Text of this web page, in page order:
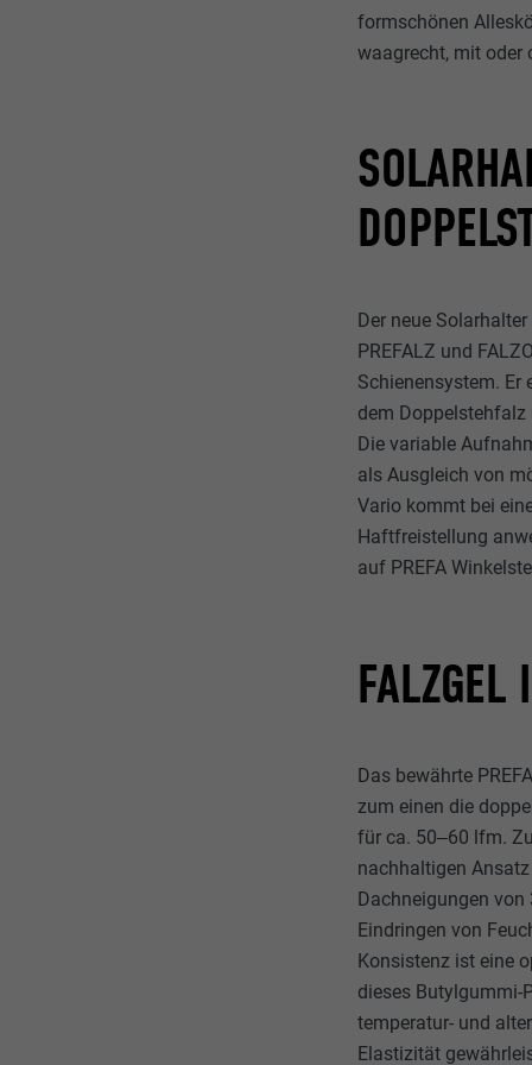
formschönen
waagrecht, mit oder
Der neue
PREFALZ und
Schienensystem.
dem
Die variable
als Ausgleich von
Vario kommt bei
Haftfreistellung
auf PREFA
FALZGEL
Das bewährte
zum einen die
für ca. 50‒60 lfm.
nachhaltigen Ansatz
Dachneigungen von
Eindringen von
Konsistenz ist eine
dieses Butylgummi-
temperatur- und
Elastizität